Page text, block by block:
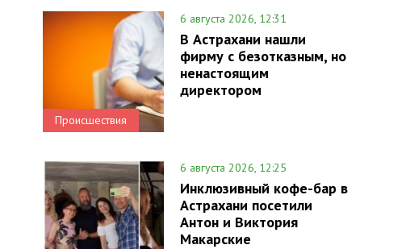
Происшествия
6 августа 2026, 12:31
В Астрахани нашли
фирму с безотказным, но
ненастоящим
директором
6 августа 2026, 12:25
Инклюзивный кофе-бар в
Астрахани посетили
Антон и Виктория
Макарские